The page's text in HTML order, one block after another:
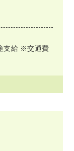
支給 ※交通費